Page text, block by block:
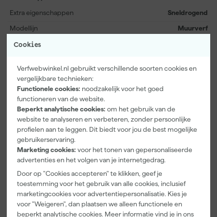
Cookies
Verfwebwinkel.nl gebruikt verschillende soorten cookies en
vergelijkbare technieken:
Functionele cookies: noodzakelijk voor het goed
functioneren van de website.
Beperkt analytische cookies: om het gebruik van de
website te analyseren en verbeteren, zonder persoonlijke
profielen aan te leggen. Dit biedt voor jou de best mogelijke
gebruikerservaring.
Marketing cookies: voor het tonen van gepersonaliseerde
advertenties en het volgen van je internetgedrag.
Door op "Cookies accepteren" te klikken, geef je
toestemming voor het gebruik van alle cookies, inclusief
marketingcookies voor advertentiepersonalisatie. Kies je
voor "Weigeren", dan plaatsen we alleen functionele en
beperkt analytische cookies. Meer informatie vind je in ons
een egale matte afwerking.
Wat is de voorbewerking van Wijzonol Muurverf Mat?
droog en vetvrij. Op nieuw stucwerk, pleisterwerk en andere
zuigende ondergronden werk je pas verder als de ondergrond
goed is uitgehard, en een voorstrijk maakt de zuiging
gelijkmatiger. Bij bestaande verflagen verwijder je losse delen en
schuur je de ondergrond licht. Kleine beschadigingen vul je eerst,
waarna je de plek glad schuurt en stofvrij maakt.
Hoe breng je Wijzonol Muurverf Mat aan?
Je gebruikt Wijzonol Muurverf Mat binnen op muren en plafonds
voor een matte afwerking met een snelle droging. De verf is
stofdroog na circa 0,5 uur en overschilderbaar na circa 4 uur.
Extra eigenschappen
Sneldrogend
Modellijn Muurverf
Kenmerken
Gebruik
Geschikt voor ruimte
Toepassing op
Plafonds, Pleisterwerk
Bekijk alle kenmerken
Documenten
Kenmerkenblad
Veiligheidsblad